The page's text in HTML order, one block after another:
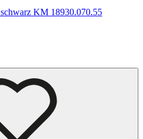
schwarz KM 18930.070.55